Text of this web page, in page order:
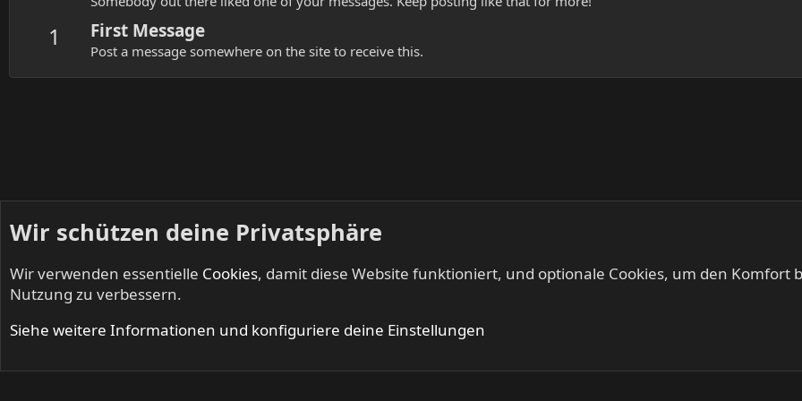
1 First Message
Post a message somewhere on the site to receive this.
Startseite Mitglieder
Wir schützen deine Privatsphäre
Wir verwenden essentielle Cookies, damit diese Website funktioniert, und optionale Cookies, um den Komfort
Nutzung zu verbessern.
Siehe weitere Informationen und konfiguriere deine Einstellungen